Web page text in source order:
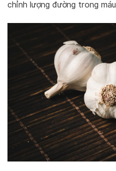
chỉnh lượng đường trong máu